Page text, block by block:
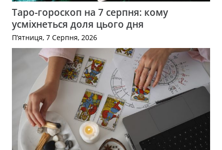
Таро-гороскоп на 7 серпня: кому
усміхнеться доля цього дня
П’ятниця, 7 Серпня, 2026